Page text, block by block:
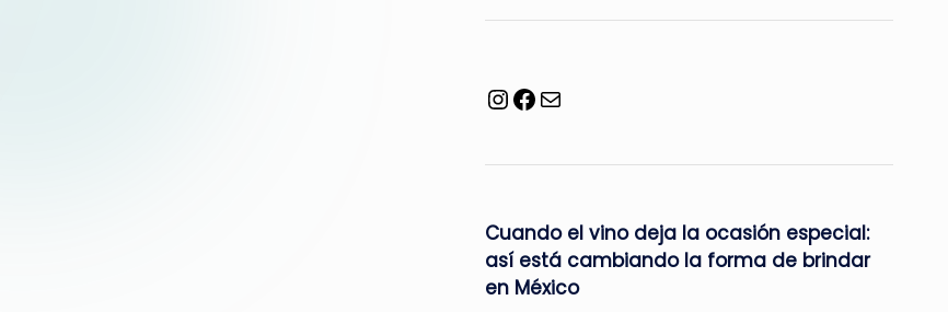
Cuando el vino deja la ocasión especial:
así está cambiando la forma de brindar
en México